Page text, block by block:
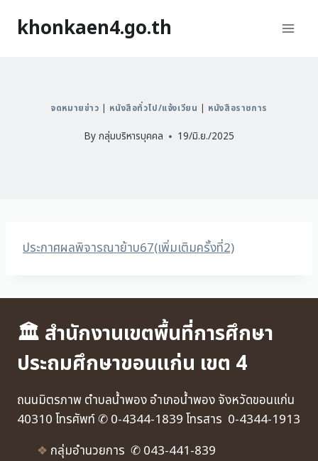
khonkaen4.go.th
จดหมายข่าว หนังสือทั่วไป/แจ้งเวียน หนังสือราชการ
By กลุ่มบริหารบุคคล 19/มิ.ย./2025
ประกาศผลพิจารณาย้าบ67(เพิ่มเติมครั้งที่2)
🏛 สำนักงานเขตพื้นที่การศึกษา
ประถมศึกษาขอนแก่น เขต 4
ถนนมิตรภาพ ตำบลน้ำพอง อำเภอน้ำพอง จังหวัดขอนแก่น
40310 โทรศัพท์ ✆ 0-4344-1839 โทรสาร 0-4344-1913
❖ กลุ่มอำนวยการ ✆ 043-441-839